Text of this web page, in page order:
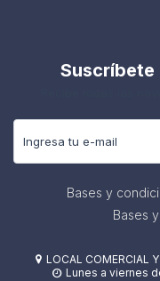
Suscríbete
Bases y
Bases
 LOCAL COMERCIAL
 Lunes a viernes